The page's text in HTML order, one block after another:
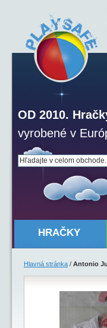
OD 2010.
vyrobené v
HRAČKY
Hlavná stránka / Antonio